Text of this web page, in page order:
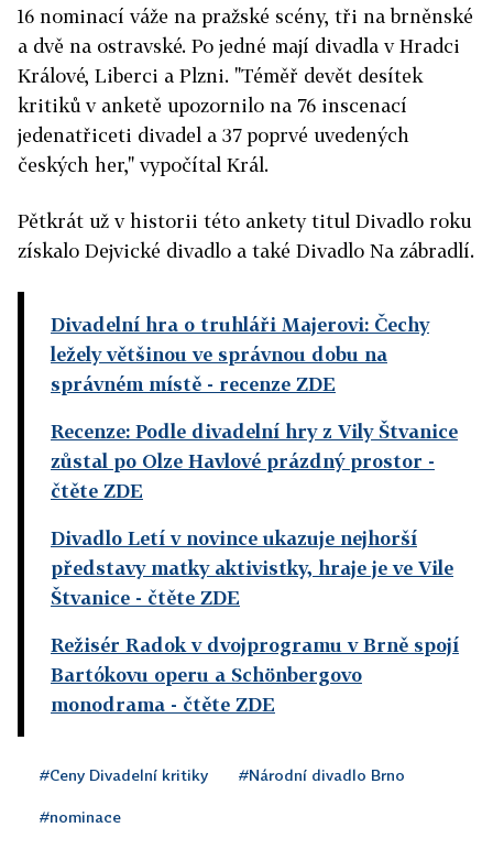
16 nominací váže na pražské scény, tři na brněnské
a dvě na ostravské. Po jedné mají divadla v Hradci
Králové, Liberci a Plzni. "Téměř devět desítek
kritiků v anketě upozornilo na 76 inscenací
jedenatřiceti divadel a 37 poprvé uvedených
českých her," vypočítal Král.
Pětkrát už v historii této ankety titul Divadlo roku
získalo Dejvické divadlo a také Divadlo Na zábradlí.
Divadelní hra o truhláři Majerovi: Čechy
ležely většinou ve správnou dobu na
správném místě - recenze ZDE
Recenze: Podle divadelní hry z Vily Štvanice
zůstal po Olze Havlové prázdný prostor -
čtěte ZDE
Divadlo Letí v novince ukazuje nejhorší
představy matky aktivistky, hraje je ve Vile
Štvanice - čtěte ZDE
Režisér Radok v dvojprogramu v Brně spojí
Bartókovu operu a Schönbergovo
monodrama - čtěte ZDE
#Ceny Divadelní kritiky #Národní divadlo Brno
#nominace